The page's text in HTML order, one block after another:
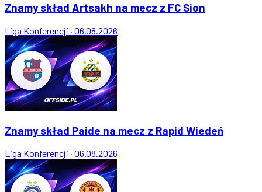
Znamy skład Artsakh na mecz z FC Sion
Liga Konferencji · 06.08.2026
Znamy skład Paide na mecz z Rapid Wiedeń
Liga Konferencji · 06.08.2026